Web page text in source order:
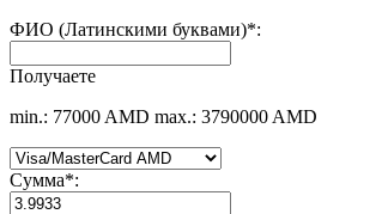
ФИО (Латинскими буквами)*:
Получаете
min.: 77000 AMD max.: 3790000 AMD
Сумма*: